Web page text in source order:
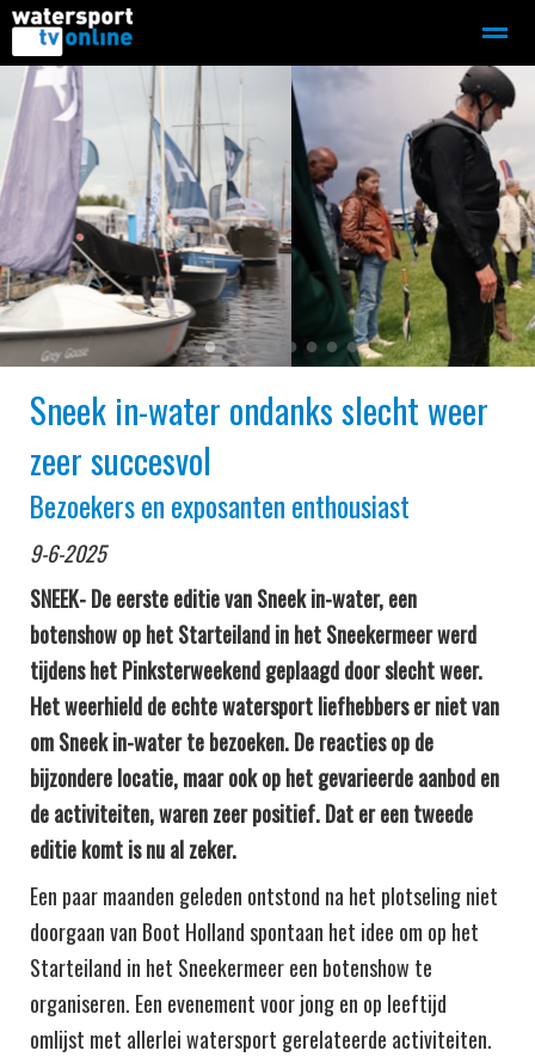
Zeilen Motorboot-sloep Adverteren
Home Contact Bellen Zoeken
●●●●● ● ● ●●
Sneek in-water ondanks slecht weer
zeer succesvol
Bezoekers en exposanten enthousiast
9-6-2025
SNEEK- De eerste editie van Sneek in-water, een
botenshow op het Starteiland in het Sneekermeer werd
tijdens het Pinksterweekend geplaagd door slecht weer.
Het weerhield de echte watersport liefhebbers er niet van
om Sneek in-water te bezoeken. De reacties op de
bijzondere locatie, maar ook op het gevarieerde aanbod en
de activiteiten, waren zeer positief. Dat er een tweede
editie komt is nu al zeker.
Een paar maanden geleden ontstond na het plotseling niet
doorgaan van Boot Holland spontaan het idee om op het
Starteiland in het Sneekermeer een botenshow te
organiseren. Een evenement voor jong en op leeftijd
omlijst met allerlei watersport gerelateerde activiteiten.